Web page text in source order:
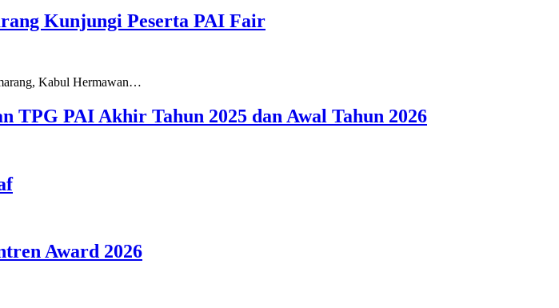
Kunjungi Peserta PAI Fair
Kabul Hermawan…
TPG PAI Akhir Tahun 2025 dan Awal Tahun 2026
Award 2026